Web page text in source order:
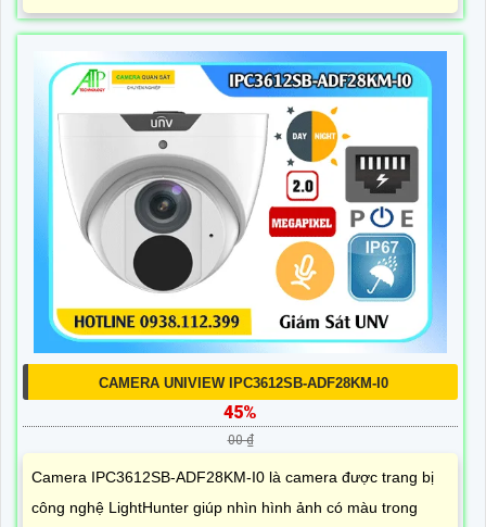
CAMERA UNIVIEW IPC3612SB-ADF28KM-I0
45%
00 ₫
Camera IPC3612SB-ADF28KM-I0 là camera được trang bị
công nghệ LightHunter giúp nhìn hình ảnh có màu trong